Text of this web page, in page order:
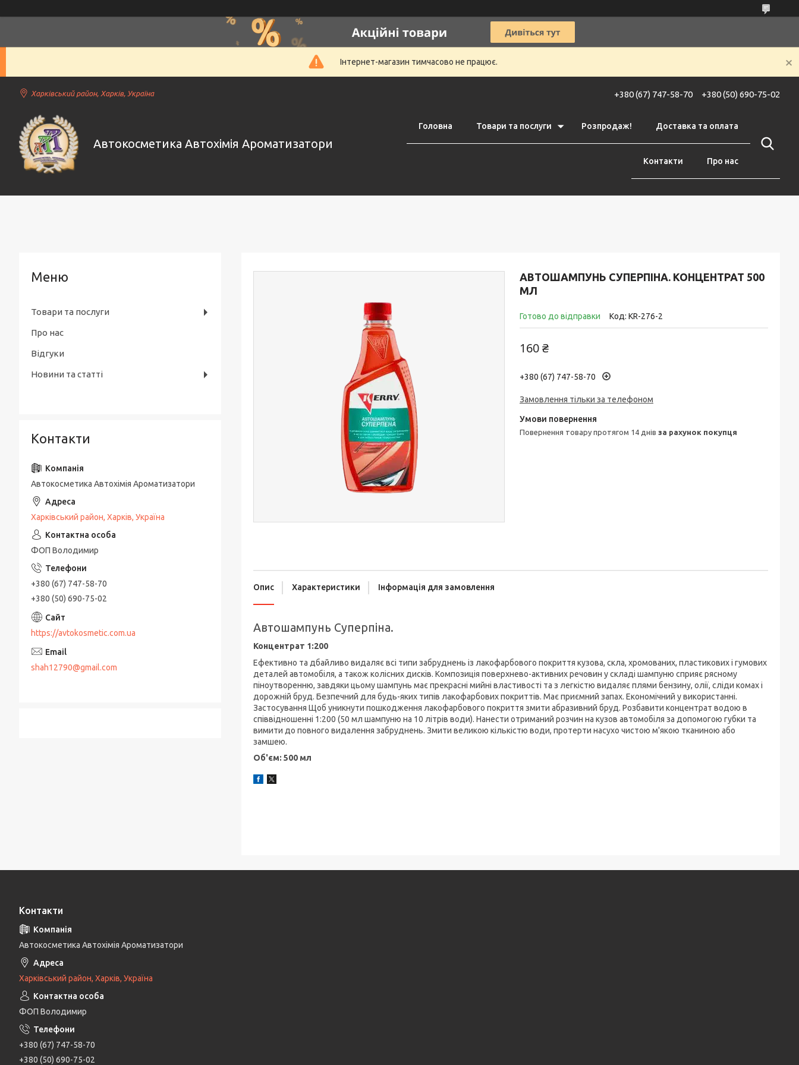
Інтернет-магазин тимчасово не працює.
Харківський район, Харків, Україна +380 (67) 747-58-70 +380 (50) 690-75-02
Автокосметика Автохімія Ароматизатори
Головна Товари та послуги Розпродаж! Доставка та оплата
Контакти Про нас
АВТОШАМПУНЬ СУПЕРПІНА. КОНЦЕНТРАТ 500
МЛ
Готово до відправки Код: KR-276-2
160 ₴
+380 (67) 747-58-70
Замовлення тільки за телефоном
повернення товару протягом 14 днів за рахунок покупця
Опис Характеристики Інформація для замовлення
Автошампунь Суперпіна.
Концентрат 1:200
Ефективно та дбайливо видаляє всі типи забруднень із лакофарбового покриття кузова, скла, хромованих, пластикових і гумових
деталей автомобіля, а також колісних дисків. Композиція поверхнево-активних речовин у складі шампуню сприяє рясному
піноутворенню, завдяки цьому шампунь має прекрасні мийні властивості та з легкістю видаляє плями бензину, олії, сліди комах і
дорожній бруд. Безпечний для будь-яких типів лакофарбових покриттів. Має приємний запах. Економічний у використанні.
Застосування Щоб уникнути пошкодження лакофарбового покриття змити абразивний бруд. Розбавити концентрат водою в
співвідношенні 1:200 (50 мл шампуню на 10 літрів води). Нанести отриманий розчин на кузов автомобіля за допомогою губки та
вимити до повного видалення забруднень. Змити великою кількістю води, протерти насухо чистою м'якою тканиною або
замшею.
Об'єм: 500 мл
Товари та послуги
Про нас
Відгуки
Новини та статті
Контакти
Автокосметика Автохімія Ароматизатори
Харківський район, Харків, Україна
ФОП Володимир
+380 (67) 747-58-70
+380 (50) 690-75-02
https://avtokosmetic.com.ua
shah12790@gmail.com
Контакти
Автокосметика Автохімія Ароматизатори
Харківський район, Харків, Україна
ФОП Володимир
+380 (67) 747-58-70
+380 (50) 690-75-02